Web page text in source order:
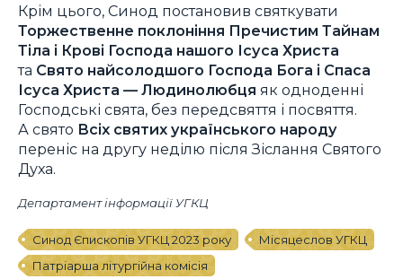
Крім цього, Синод постановив святкувати
Торжественне поклоніння Пречистим Тайнам
Тіла і Крові Господа нашого Ісуса Христа
та Свято найсолодшого Господа Бога і Спаса
Ісуса Христа — Людинолюбця як одноденні
Господські свята, без передсвяття і посвяття.
А свято Всіх святих українського народу
переніс на другу неділю після Зіслання Святого
Духа.
Департамент інформації УГКЦ
Синод Єпископів УГКЦ 2023 року
Місяцеслов УГКЦ
Патріарша літургійна комісія